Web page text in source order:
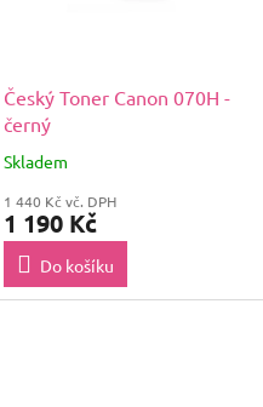
Český Toner Canon 070H -
černý
Skladem
1 440 Kč vč. DPH
1 190 Kč
Do košíku